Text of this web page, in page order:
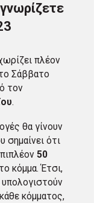
πλέον
Σάββατο
τον
.
θα γίνουν
σημαίνει ότι
50
κόμμα. Έτσι,
κόμματος,